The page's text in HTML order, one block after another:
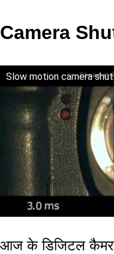
Camera
Slow motion camera
आज के डिजिटल